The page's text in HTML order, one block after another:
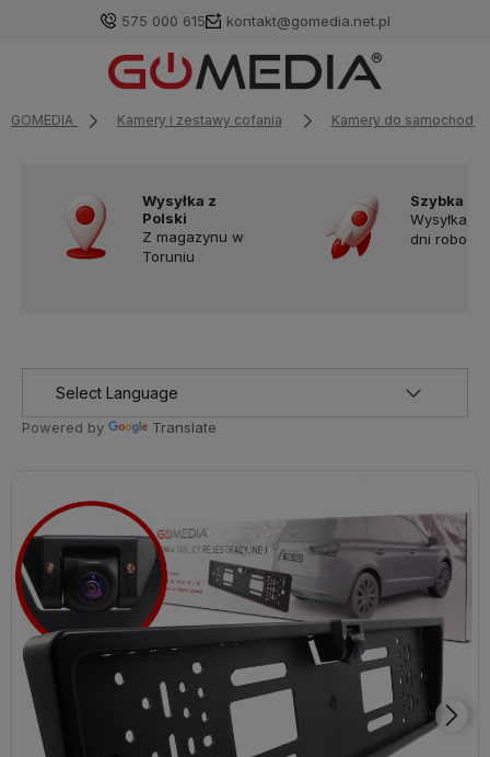
575 000 615 kontakt@gomedia.net.pl
GOMEDIA Kamery i zestawy cofania Kamery do
Wysyłka z
Polski
Z magazynu w
Toruniu
Szybka
Wysyłka w
dni
Powered by Translate